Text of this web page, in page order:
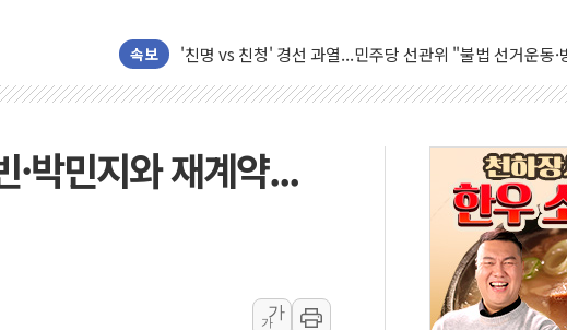
속보
민주당 지지층·무당층 1순위 선호도, 정청래 39.9% 김민
박윤영 KT 대표 "AIDC 경쟁력 높이기 위해 그룹 역량 결
'신작 부재' 웹젠, 2분기 영업이익 56억원...전년비 8.4%
LGU+, 파주 AI DC 2조원 투자로 수익성 높인다
직접 입어보고 계약…체험형 웨딩페스타 인기
[ETF 시황] SK하이닉스 인버스 20% 급등…레버리지 급
"중국산 제품에 대한 반덤핑 관세 부과 지연, '자립 인도'
"신축 전세 부담에 구축으로"…서울 20년 초과 아파트 전
·박민지와 재계약...
가
가